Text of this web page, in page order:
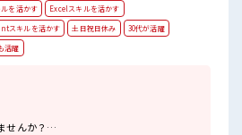
を活かす
Excelスキルを活かす
スキルを活かす
土日祝日休み
30代が活躍
活躍
せんか？